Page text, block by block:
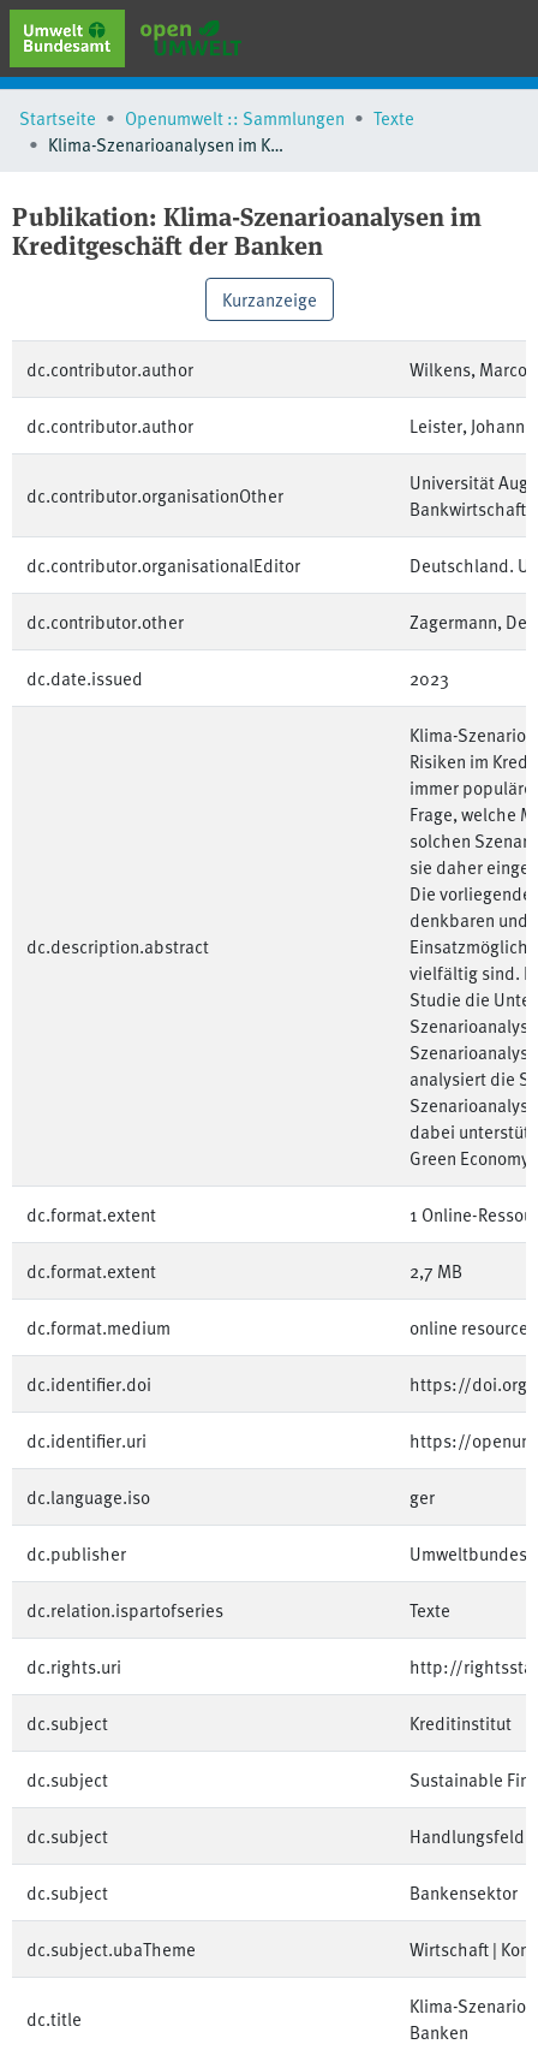
erweiterte Suche
Browse
Schlagwörter
Startseite Openumwelt :: Sammlungen
Texte
Klima-Szenarioanalysen im Kreditgeschäft der Banken
Publikation: Klima-Szenarioanalysen im
Kreditgeschäft der Banken
Kurzanzeige
dc.contributor.author Wilkens, Marco
dc.contributor.author Leister,
dc.contributor.organisationOther
Universität
Bankwirtschaft
dc.contributor.organisationalEditor Deutschland.
dc.contributor.other Zagermann,
dc.date.issued 2023
dc.description.abstract
⁠Klima⁠-
Risiken im
immer
Frage, welche
solchen
sie daher
Die
denkbaren und
vielfältig sind.
Studie die
analysiert die
dabei
Green
dc.format.extent 1 Online-
dc.format.extent 2,7 MB
dc.format.medium online resource
dc.identifier.doi https://doi.org/
dc.identifier.uri https://
dc.language.iso ger
dc.publisher
dc.relation.ispartofseries Texte
dc.rights.uri http://
dc.subject Kreditinstitut
dc.subject Sustainable
dc.subject Handlungsfeld
dc.subject Bankensektor
dc.subject.ubaTheme Wirtschaft |
dc.title
Klima-
Banken